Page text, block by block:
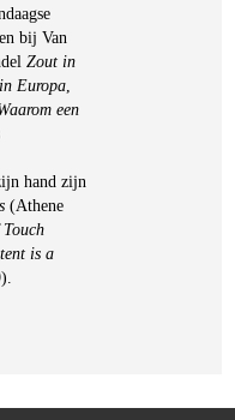
bij Van
Zout in
Europa,
een
hand zijn
(Athene
is a